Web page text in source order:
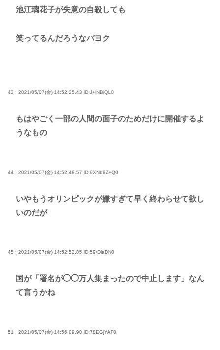
池江璃花子が失意の自殺しても
笑ってるんだろうなパヨク
43 : 2021/05/07(金) 14:52:25.43 ID:J+iNBiQL0
もはやごく一部の人間の面子のためだけに開催するよ
うなもの
44 : 2021/05/07(金) 14:52:48.57 ID:9XNb8Z+Q0
いやもうオリンピックが嫌すぎて早く終わらせて欲し
いのだが
45 : 2021/05/07(金) 14:52:52.85 ID:59/DlaDN0
国が「署名が◯◯万人集まったので中止します」なん
て言うかね
51 : 2021/05/07(金) 14:56:09.90 ID:78EGjYAF0